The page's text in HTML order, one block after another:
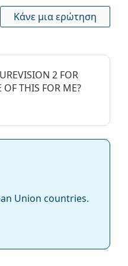
Κάνε μια ερώτηση
2 FOR
THIS FOR ME?
Union countries.